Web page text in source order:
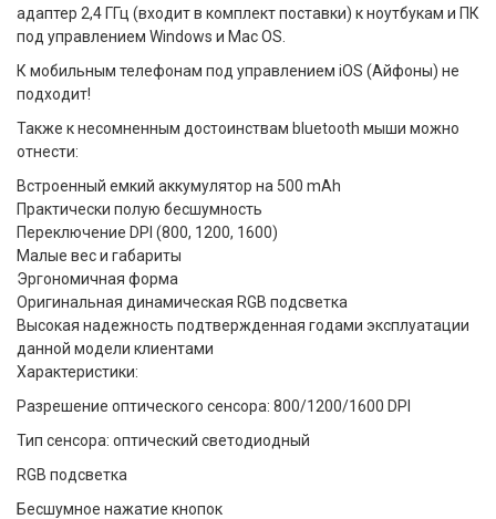
адаптер 2,4 ГГц (входит в комплект поставки) к ноутбукам и ПК
под управлением Windows и Mac OS.
К мобильным телефонам под управлением iOS (Айфоны) не
подходит!
Также к несомненным достоинствам bluetooth мыши можно
отнести:
Встроенный емкий аккумулятор на 500 mAh
Практически полую бесшумность
Переключение DPI (800, 1200, 1600)
Малые вес и габариты
Эргономичная форма
Оригинальная динамическая RGB подсветка
Высокая надежность подтвержденная годами эксплуатации
данной модели клиентами
Характеристики:
Разрешение оптического сенсора: 800/1200/1600 DPI
Тип сенсора: оптический светодиодный
RGB подсветка
Бесшумное нажатие кнопок